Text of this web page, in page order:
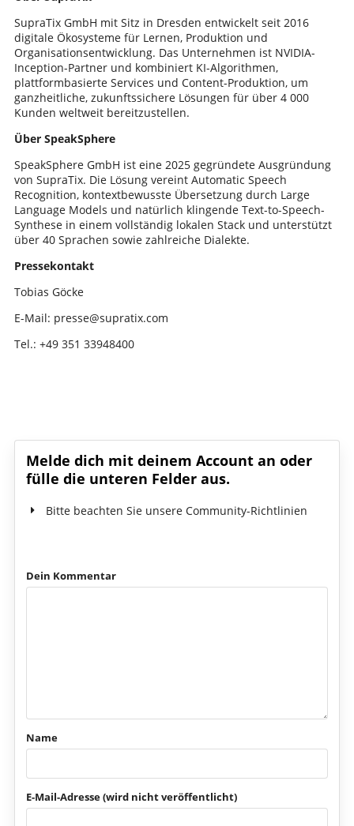
SupraTix GmbH mit Sitz in Dresden entwickelt seit 2016
digitale Ökosysteme für Lernen, Produktion und
Organisations­entwicklung. Das Unternehmen ist NVIDIA-
Inception-Partner und kombiniert KI-Algorithmen,
plattformbasierte Services und Content-Produktion, um
ganzheitliche, zukunftssichere Lösungen für über 4 000
Kunden weltweit bereitzustellen.
Über SpeakSphere
SpeakSphere GmbH ist eine 2025 gegründete Ausgründung
von SupraTix. Die Lösung vereint Automatic Speech
Recognition, kontext­bewusste Übersetzung durch Large
Language Models und natürlich klingende Text-to-Speech-
Synthese in einem vollständig lokalen Stack und unterstützt
über 40 Sprachen sowie zahlreiche Dialekte.
Pressekontakt
Tobias Göcke
E-Mail: presse@supratix.com
Tel.: +49 351 33948400
Melde dich mit deinem Account an oder
fülle die unteren Felder aus.
Bitte beachten Sie unsere Community-Richtlinien
Dein Kommentar
Name
E-Mail-Adresse (wird nicht veröffentlicht)